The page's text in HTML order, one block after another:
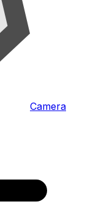
Camera